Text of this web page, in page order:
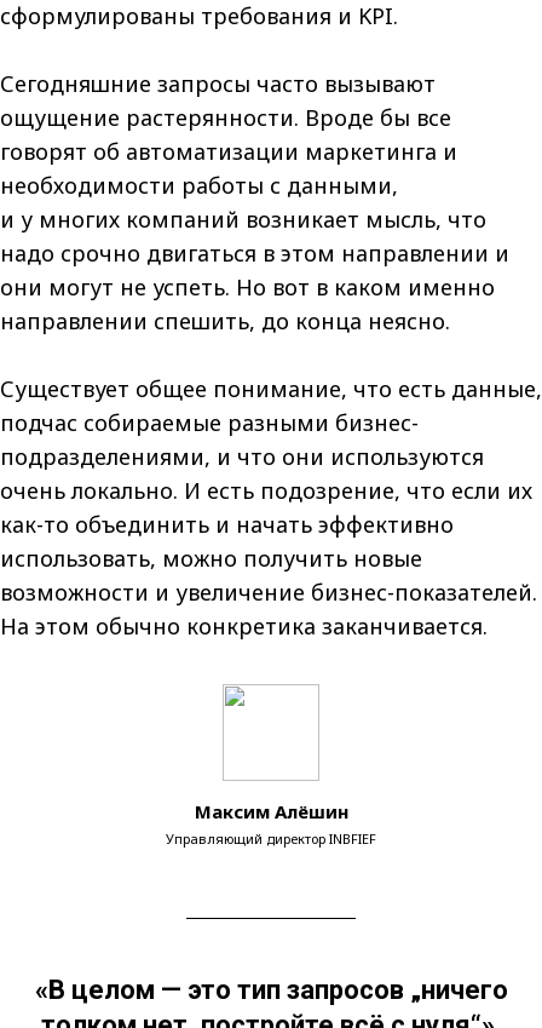
сформулированы требования и KPI.
Сегодняшние запросы часто вызывают
ощущение растерянности. Вроде бы все
говорят об автоматизации маркетинга и
необходимости работы с данными,
и у многих компаний возникает мысль, что
надо срочно двигаться в этом направлении и
они могут не успеть. Но вот в каком именно
направлении спешить, до конца неясно.
Существует общее понимание, что есть данные,
подчас собираемые разными бизнес-
подразделениями, и что они используются
очень локально. И есть подозрение, что если их
как-то объединить и начать эффективно
использовать, можно получить новые
возможности и увеличение бизнес-показателей.
На этом обычно конкретика заканчивается.
Максим Алёшин
Управляющий директор INBFIEF
«В целом — это тип запросов „ничего